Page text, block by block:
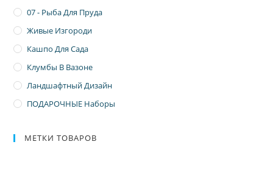
07 - Рыба Для Пруда
Живые Изгороди
Кашпо Для Сада
Клумбы В Вазоне
Ландшафтный Дизайн
ПОДАРОЧНЫЕ Наборы
МЕТКИ ТОВАРОВ